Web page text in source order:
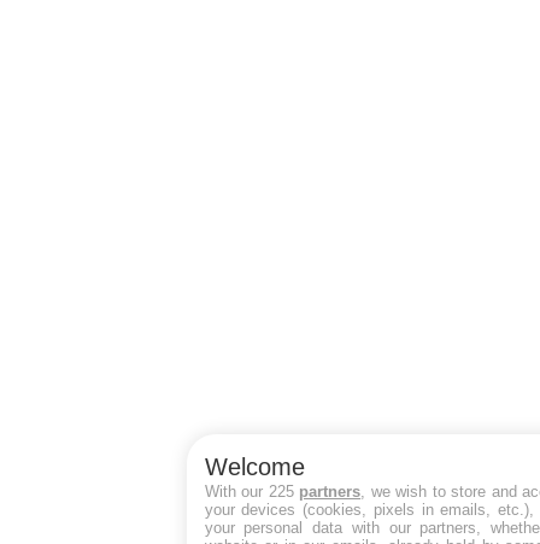
Welcome
With our 225 partners , we wish to store and
your devices (cookies, pixels in emails, etc.),
your personal data with our partners,